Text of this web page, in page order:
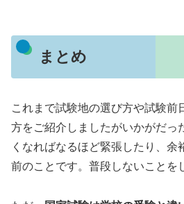
まとめ
これまで試験地の選び方や試験前
方をご紹介しましたがいかがだっ
くなればなるほど緊張したり、余
前のことです。普段しないことを